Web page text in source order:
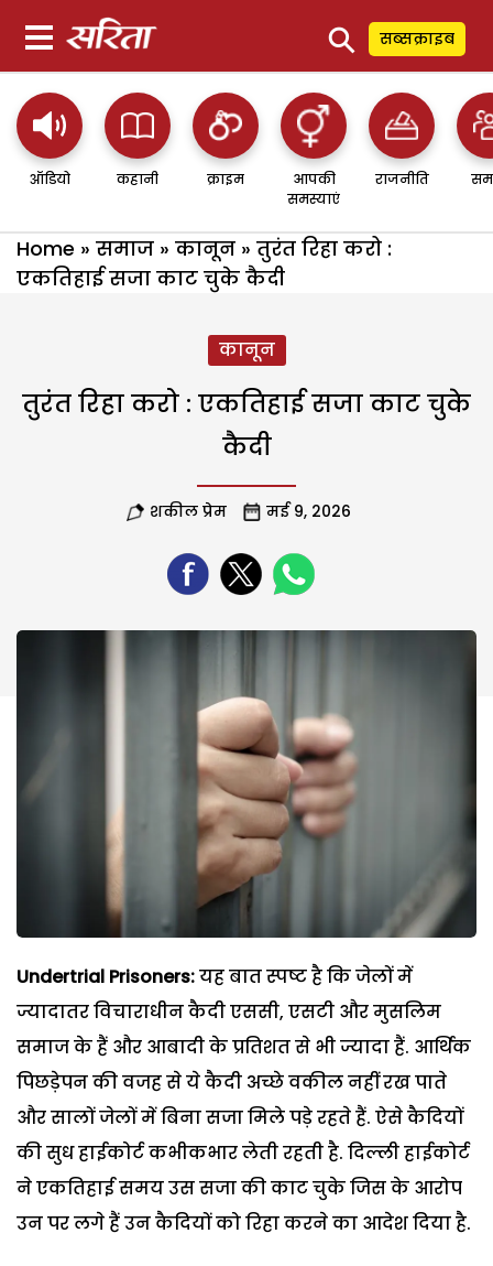
⚲ सब्सक्राइब
ऑडियो कहानी क्राइम
आपकी
समस्याएं
राजनीति
Home » समाज » कानून » तुरंत रिहा करो :
एकतिहाई सजा काट चुके कैदी
कानून
तुरंत रिहा करो : एकतिहाई सजा काट चुके
कैदी
शकील प्रेम मई 9, 2026
Undertrial Prisoners:यह बात स्पष्ट है कि जेलों में
ज्यादातर विचाराधीन कैदी एससी, एसटी और मुसलिम
समाज के हैं और आबादी के प्रतिशत से भी ज्यादा हैं. आर्थिक
पिछड़ेपन की वजह से ये कैदी अच्छे वकील नहीं रख पाते
और सालों जेलों में बिना सजा मिले पड़े रहते हैं. ऐसे कैदियों
की सुध हाईकोर्ट कभीकभार लेती रहती है. दिल्ली हाईकोर्ट
ने एकतिहाई समय उस सजा की काट चुके जिस के आरोप
उन पर लगे हैं उन कैदियों को रिहा करने का आदेश दिया है.